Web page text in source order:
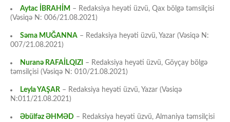
Aytac İBRAHİM – Redaksiya heyəti üzvü, Qax bölgə təmsilçisi
(Vəsiqə N: 006/21.08.2021)
Səma MUĞANNA – Redaksiya heyəti üzvü, Yazar (Vəsiqə N:
007/21.08.2021)
Nuranə RAFAİLQIZI
– Redaksiya heyəti üzvü, Göyçay bölgə
təmsilçisi (Vəsiqə N: 010/21.08.2021)
Leyla YAŞAR – Redaksiya heyəti üzvü, Yazar (Vəsiqə
N:011/21.08.2021)
Əbülfəz ƏHMƏD – Redaksiya heyəti üzvü, Almaniya təmsilçisi